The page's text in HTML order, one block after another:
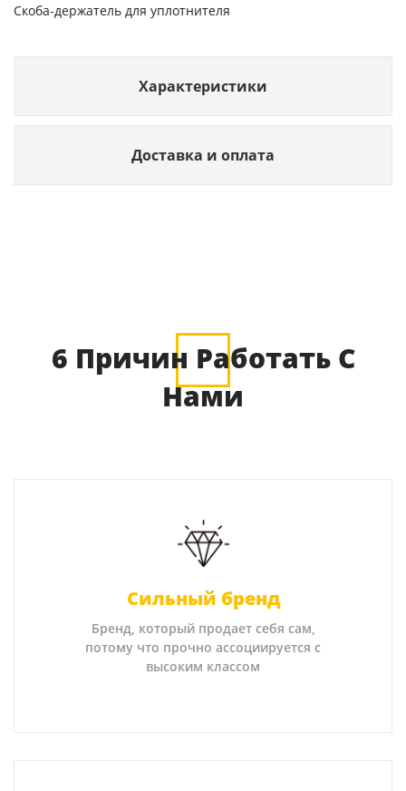
Скоба-держатель для уплотнителя
Характеристики
Доставка и оплата
6 Причин Работать С
Нами
Сильный бренд
Бренд, который продает себя сам,
потому что прочно ассоциируется с
высоким классом